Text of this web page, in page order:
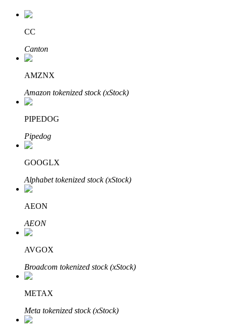
Auto Invest
Grijp langetermijnwinst en flexibele belangen
Leer staken
Meer informatie over het verdienen van passief inkomen
Bitrue
CC
Canton
AMZNX
Amazon tokenized stock (xStock)
PIPEDOG
Pipedog
GOOGLX
Alphabet tokenized stock (xStock)
AEON
AEON
AVGOX
Broadcom tokenized stock (xStock)
METAX
Meta tokenized stock (xStock)